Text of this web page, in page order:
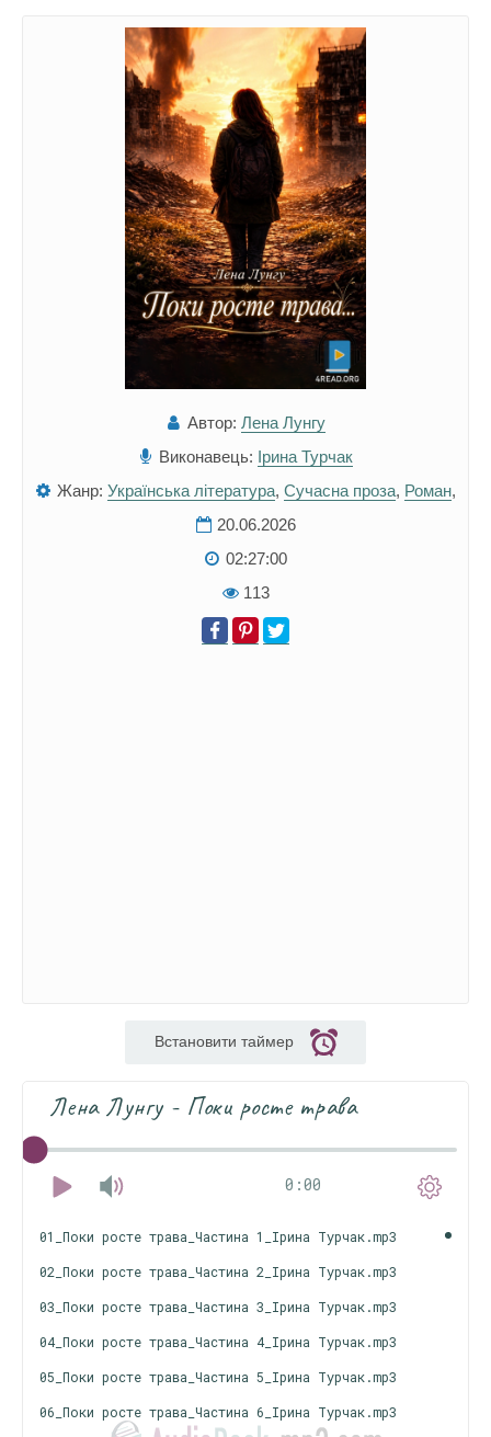
Автор: Лена Лунгу
Виконавець: Ірина Турчак
Жанр: Українська література, Сучасна проза, Роман,
20.06.2026
02:27:00
113
Встановити таймер
Лена Лунгу - Поки росте трава
0:00
01_Поки росте трава_Частина 1_Ірина Турчак.mp3
02_Поки росте трава_Частина 2_Ірина Турчак.mp3
03_Поки росте трава_Частина 3_Ірина Турчак.mp3
04_Поки росте трава_Частина 4_Ірина Турчак.mp3
05_Поки росте трава_Частина 5_Ірина Турчак.mp3
06_Поки росте трава_Частина 6_Ірина Турчак.mp3